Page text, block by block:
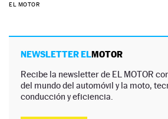
EL MOTOR
NEWSLETTER ELMOTOR
Recibe la newsletter de EL MOTOR
del mundo del automóvil y la moto,
conducción y eficiencia.